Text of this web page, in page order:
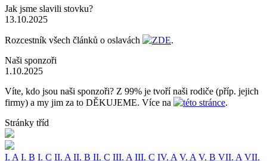
Jak jsme slavili stovku?
13.10.2025
Rozcestník všech článků o oslavách ZDE.
Naši sponzoři
1.10.2025
Víte, kdo jsou naši sponzoři? Z 99% je tvoří naši rodiče (příp. jejich
firmy) a my jim za to DĚKUJEME. Více na
této stránce.
Stránky tříd
I. A I. B I. C II. A II. B II. C III. A III. C IV. A V. A V. B VII. A VII.